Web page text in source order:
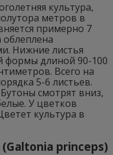
культура,
метров в
примерно 7
Нижние листья
формы длиной 90-100
Всего на
5-6 листьев.
смотрят вниз,
У цветков
культура в
princeps)